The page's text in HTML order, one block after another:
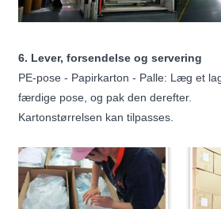
6. Lever, forsendelse og servering
PE-pose - Papirkarton - Palle: Læg et
færdige pose, og pak den derefter.
Kartonstørrelsen kan tilpasses.